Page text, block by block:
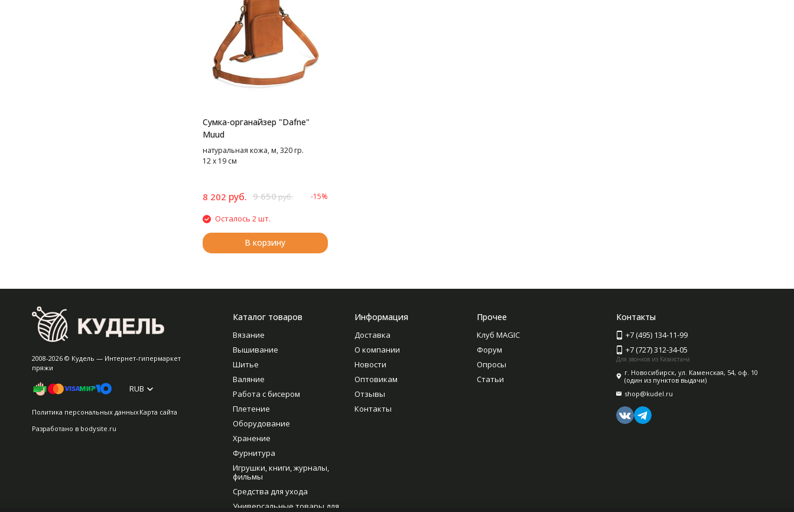
Сумка-органайзер "Dafne"
Muud
натуральная кожа, м, 320 гр.
12 х 19 см
8 202 руб. 9 650руб. -15%
Осталось 2 шт.
В корзину
2008-2026 © Кудель — Интернет-гипермаркет
пряжи
RUB
Политика персональных данныхКарта сайта
Разработано в bodysite.ru
Каталог товаров
Вязание
Вышивание
Шитье
Валяние
Работа с бисером
Плетение
Оборудование
Хранение
Фурнитура
Игрушки, книги, журналы,
фильмы
Средства для ухода
Универсальные товары для
Информация
Доставка
О компании
Новости
Оптовикам
Отзывы
Контакты
Прочее
Клуб MAGIC
Форум
Опросы
Статьи
Контакты
+7 (495) 134-11-99
+7 (727) 312-34-05
Для звонков из Казахстана
г. Новосибирск, ул. Каменская, 54, оф. 10
(один из пунктов выдачи)
shop@kudel.ru